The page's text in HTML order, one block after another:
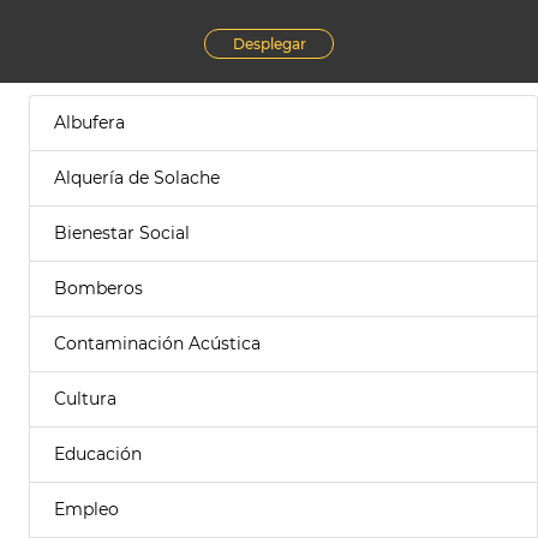
Desplegar
Albufera
Alquería de Solache
Bienestar Social
Bomberos
Contaminación Acústica
Cultura
Educación
Empleo